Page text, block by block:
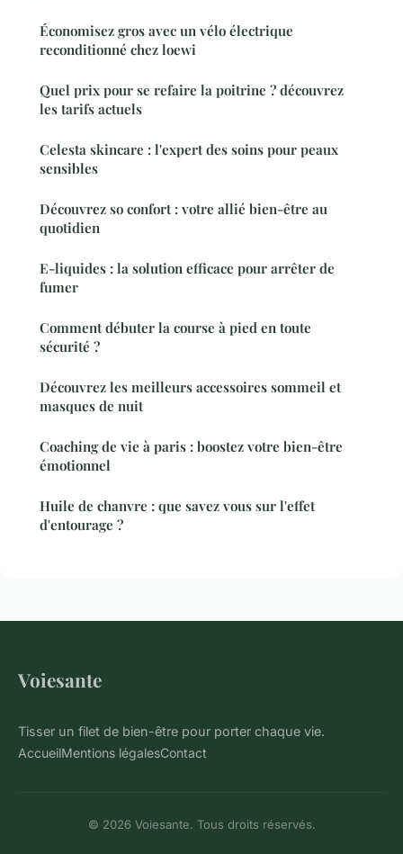
Économisez gros avec un vélo électrique
reconditionné chez loewi
Quel prix pour se refaire la poitrine ? découvrez
les tarifs actuels
Celesta skincare : l'expert des soins pour peaux
sensibles
Découvrez so confort : votre allié bien-être au
quotidien
E-liquides : la solution efficace pour arrêter de
fumer
Comment débuter la course à pied en toute
sécurité ?
Découvrez les meilleurs accessoires sommeil et
masques de nuit
Coaching de vie à paris : boostez votre bien-être
émotionnel
Huile de chanvre : que savez vous sur l'effet
d'entourage ?
Voiesante
Tisser un filet de bien-être pour porter chaque vie.
AccueilMentions légalesContact
© 2026 Voiesante. Tous droits réservés.